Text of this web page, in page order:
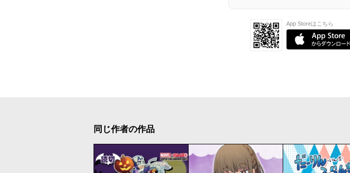
App Storeはこちら
同じ作者の作品